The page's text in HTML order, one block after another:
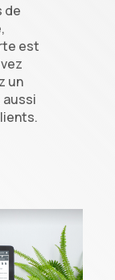
de
est
un
aussi